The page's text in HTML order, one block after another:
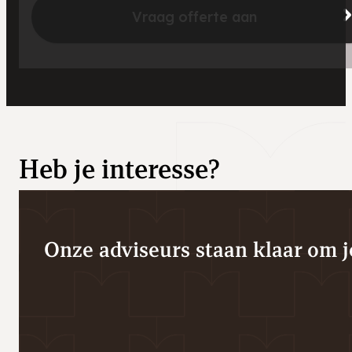
Heb je interesse?
Onze adviseurs staan klaar om